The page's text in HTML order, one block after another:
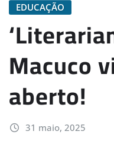
EDUCAÇÃO
Macuco
aberto!
31 maio, 2025